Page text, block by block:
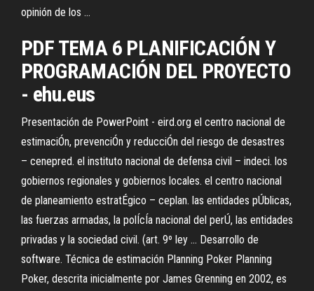
opinión de los ...
PDF TEMA 6 PLANIFICACIÓN Y
PROGRAMACIÓN DEL PROYECTO
- ehu.eus
Presentación de PowerPoint - eird.org el centro nacional de
estimaciÓn, prevenciÓn y reducciÓn del riesgo de desastres
– cenepred. el instituto nacional de defensa civil – indeci. los
gobiernos regionales y gobiernos locales. el centro nacional
de planeamiento estratÉgico – ceplan. las entidades pÚblicas,
las fuerzas armadas, la polÍcÍa nacional del perÚ, las entidades
privadas y la sociedad civil. (art. 9º ley ... Desarrollo de
software. Técnica de estimación Planning Poker Planning
Poker, descrita inicialmente por James Grenning en 2002, es